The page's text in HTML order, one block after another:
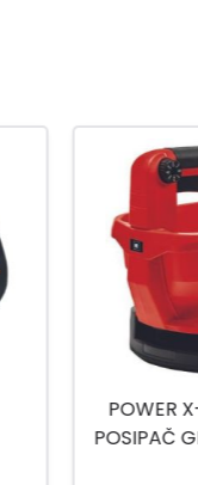
PXC AKU
GE-CH